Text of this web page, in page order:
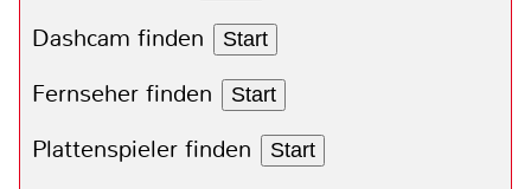
Dashcam finden Start
Fernseher finden Start
Plattenspieler finden Start